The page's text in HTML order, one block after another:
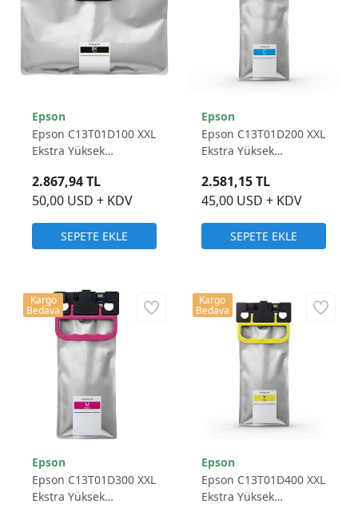
Epson
Epson C13T01D100 XXL
Ekstra Yüksek
Muadil Kartuş 50.000
Sayfa
50,00 USD + KDV
2.867,94 TL
SEPETE EKLE
Epson
Epson C13T01D200 XXL
Ekstra Yüksek
Kartuş 20.000 Sayfa
45,00 USD + KDV
2.581,15 TL
SEPETE EKLE
Epson
Epson C13T01D300 XXL
Ekstra Yüksek
Kargo
Bedava
Epson
Epson C13T01D400 XXL
Ekstra Yüksek
Kargo
Bedava